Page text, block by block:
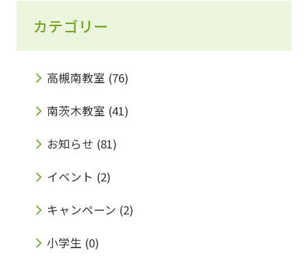
カテゴリー
高槻南教室 (76)
南茨木教室 (41)
お知らせ (81)
イベント (2)
キャンペーン (2)
小学生 (0)